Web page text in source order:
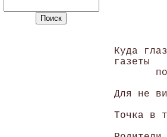
Куда
газеты
Для не
Точка в